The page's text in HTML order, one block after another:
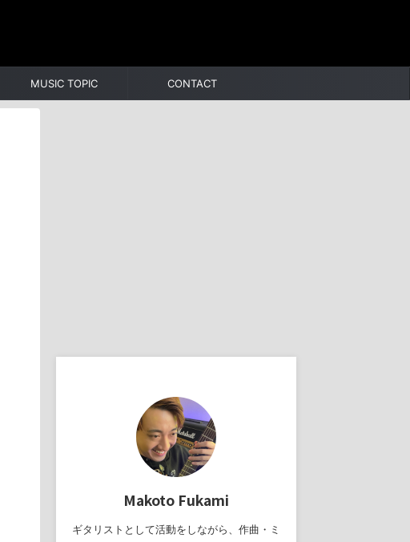
MUSIC TOPIC CONTACT
Makoto Fukami
ギタリストとして活動をしながら、作曲・ミ